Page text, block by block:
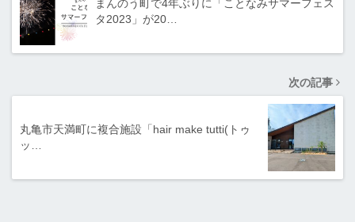
まんのう町で4年ぶりに「ことなみサマーフェス
タ2023」が20…
次の記事
丸亀市天満町に複合施設「hair make tutti(トゥ
ッ…